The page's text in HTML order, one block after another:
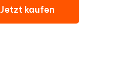
Jetzt kaufen